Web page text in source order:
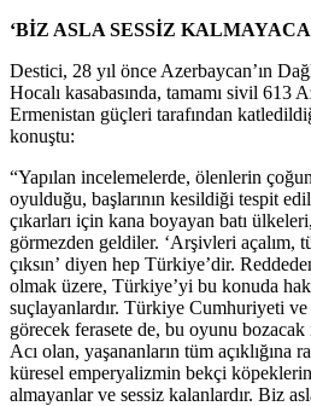
‘BİZ ASLA SESSİZ
Destici, 28 yıl önce Azerbaycan’ın
Hocalı kasabasında, tamamı sivil 613
Ermenistan güçleri tarafından
konuştu:
“Yapılan incelemelerde, ölenlerin
oyulduğu, başlarının kesildiği tespit
çıkarları için kana boyayan batı
görmezden geldiler. ‘Arşivleri açalım,
çıksın’ diyen hep Türkiye’dir.
olmak üzere, Türkiye’yi bu konuda
suçlayanlardır. Türkiye Cumhuriyeti
görecek ferasete de, bu oyunu
Acı olan, yaşananların tüm açıklığına
küresel emperyalizmin bekçi
almayanlar ve sessiz kalanlardır. Biz